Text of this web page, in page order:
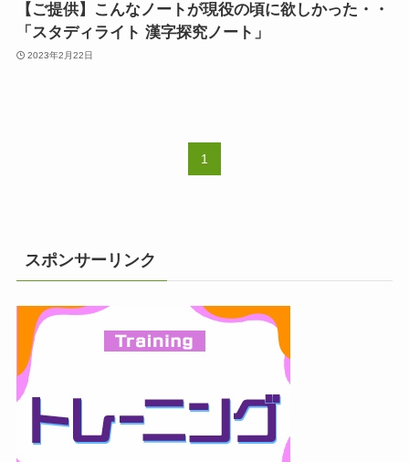
【ご提供】こんなノートが現役の頃に欲しかった・・
「スタディライト 漢字探究ノート」
2023年2月22日
1
スポンサーリンク